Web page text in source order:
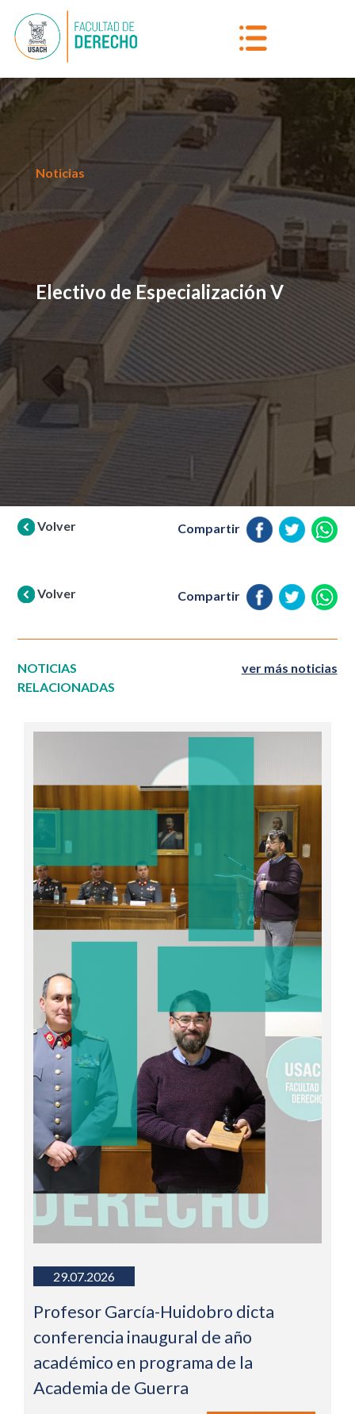
Noticias
Electivo de Especialización V
Volver Compartir
Volver Compartir
NOTICIAS
RELACIONADAS
ver más noticias
29.07.2026
Profesor García-Huidobro dicta
conferencia inaugural de año
académico en programa de la
Academia de Guerra